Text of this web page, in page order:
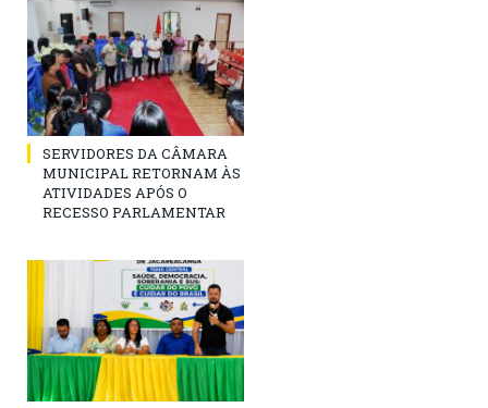
SERVIDORES DA CÂMARA
MUNICIPAL RETORNAM ÀS
ATIVIDADES APÓS O
RECESSO PARLAMENTAR